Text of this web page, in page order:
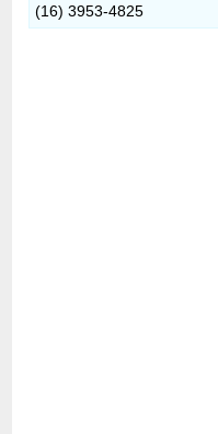
(16) 3953-4825